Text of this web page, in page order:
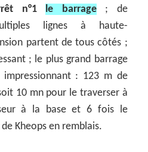
n°1 le barrage; de
lignes à haute-
partent de tous côtés ;
; le plus grand barrage
impressionnant : 123 m de
10 mn pour le traverser à
à la base et 6 fois le
Kheops en remblais.